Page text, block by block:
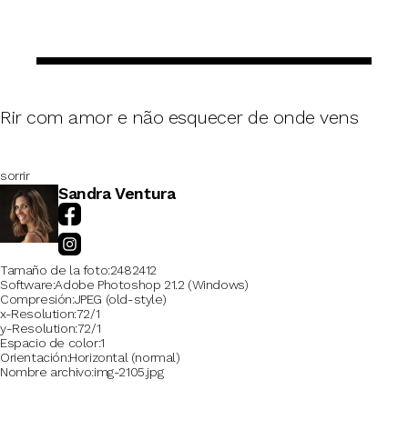
Rir com amor e não esquecer de onde vens
sorrir
Sandra Ventura
Tamaño de la foto2482412
Software Adobe Photoshop 21.2 (Windows)
Compresión JPEG (old-style)
x-Resolution72/1
y-Resolution72/1
Espacio de color1
Orientación Horizontal (normal)
Nombre archivo img-2105.jpg